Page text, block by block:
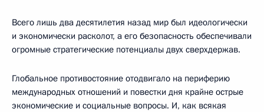
Всего лишь два десятилетия назад мир был идеологически
и экономически расколот, а его безопасность обеспечивали
огромные стратегические потенциалы двух сверхдержав.
Глобальное противостояние отодвигало на периферию
международных отношений и повестки дня крайне острые
экономические и социальные вопросы. И, как всякая